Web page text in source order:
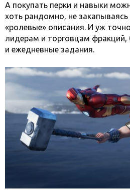
А покупать перки и навыки
хоть рандомно, не
«ролевые» описания. И уж
лидерам и торговцам фракций,
и ежедневные задания.